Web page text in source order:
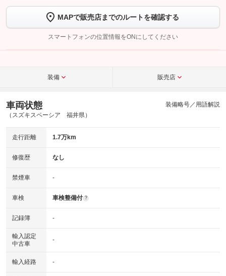
トーク画面で
ボタンをタップして問い合わせを
完了してください。
こちら
MAPで販売店までのルートを確認する
スマートフォンの位置情報をONにしてください
装備 販売店
車両状態
（スズキスペーシア 福井県）
装備略号／用語解説
走行距離 1.7万km
修復歴 なし
禁煙車 -
車検 車検整備付 ?
記録簿 -
輸入認定
中古車
-
輸入経路 -